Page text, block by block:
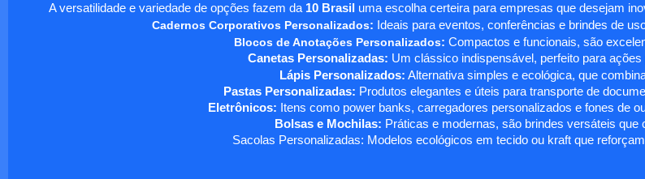
A versatilidade e variedade de opções fazem da 10 Brasil uma escolha certeira para empresas que desejam
Cadernos Corporativos Personalizados: Ideais para eventos, conferências e brindes de
Blocos de Anotações Personalizados: Compactos e funcionais, são
Canetas Personalizadas: Um clássico indispensável, perfeito para
Lápis Personalizados: Alternativa simples e ecológica, que
Pastas Personalizadas: Produtos elegantes e úteis para transporte de
Eletrônicos: Itens como power banks, carregadores personalizados e fones de
Bolsas e Mochilas: Práticas e modernas, são brindes versáteis que
Sacolas Personalizadas: Modelos ecológicos em tecido ou kraft que